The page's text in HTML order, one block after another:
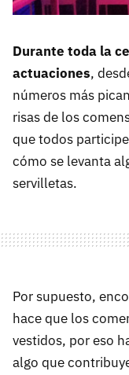
Durante toda la
actuaciones,
números más
risas de los
que todos
cómo se levanta
servilletas.
Por supuesto,
hace que los
vestidos, por eso
algo que